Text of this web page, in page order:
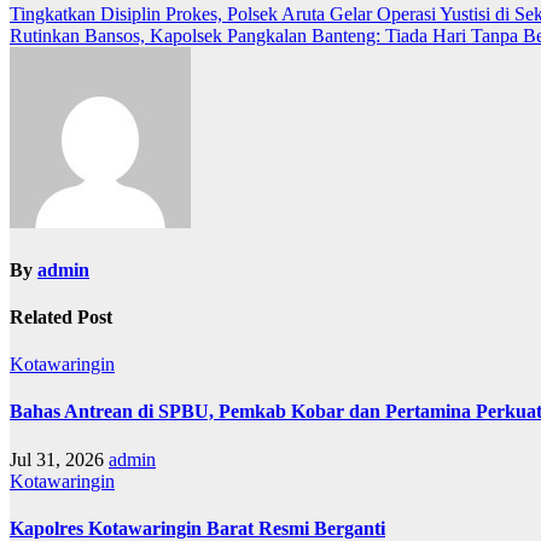
Navigasi
pos
Tingkatkan Disiplin Prokes, Polsek Aruta Gelar Operasi Yustisi di
Rutinkan Bansos, Kapolsek Pangkalan Banteng: Tiada Hari Tanpa
By admin
Related Post
Kotawaringin
Bahas Antrean di SPBU, Pemkab Kobar dan Pertamina
Jul 31, 2026 admin
Kotawaringin
Kapolres Kotawaringin Barat Resmi Berganti